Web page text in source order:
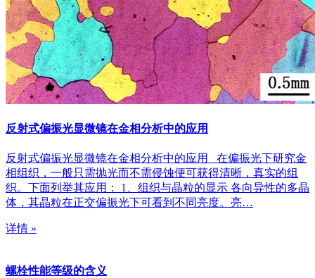
反射式偏振光显微镜在金相分析中的应用
反射式偏振光显微镜在金相分析中的应用 在偏振光下研究金
相组织，一般只需抛光而不需侵蚀便可获得清晰，真实的组
织。下面列举其应用： 1、组织与晶粒的显示 各向异性的多晶
体，其晶粒在正交偏振光下可看到不同亮度。亮…
详情 »
螺栓性能等级的含义